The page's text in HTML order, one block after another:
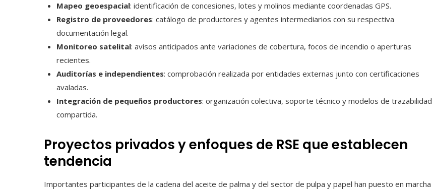
Mapeo geoespacial: identificación de concesiones, lotes y molinos mediante coordenadas GPS.
Registro de proveedores: catálogo de productores y agentes intermediarios con su respectiva
documentación legal.
Monitoreo satelital: avisos anticipados ante variaciones de cobertura, focos de incendio o aperturas
recientes.
Auditorías e independientes: comprobación realizada por entidades externas junto con certificaciones
avaladas.
Integración de pequeños productores: organización colectiva, soporte técnico y modelos de trazabilidad
compartida.
Proyectos privados y enfoques de RSE que establecen
tendencia
Importantes participantes de la cadena del aceite de palma y del sector de pulpa y papel han puesto en marcha